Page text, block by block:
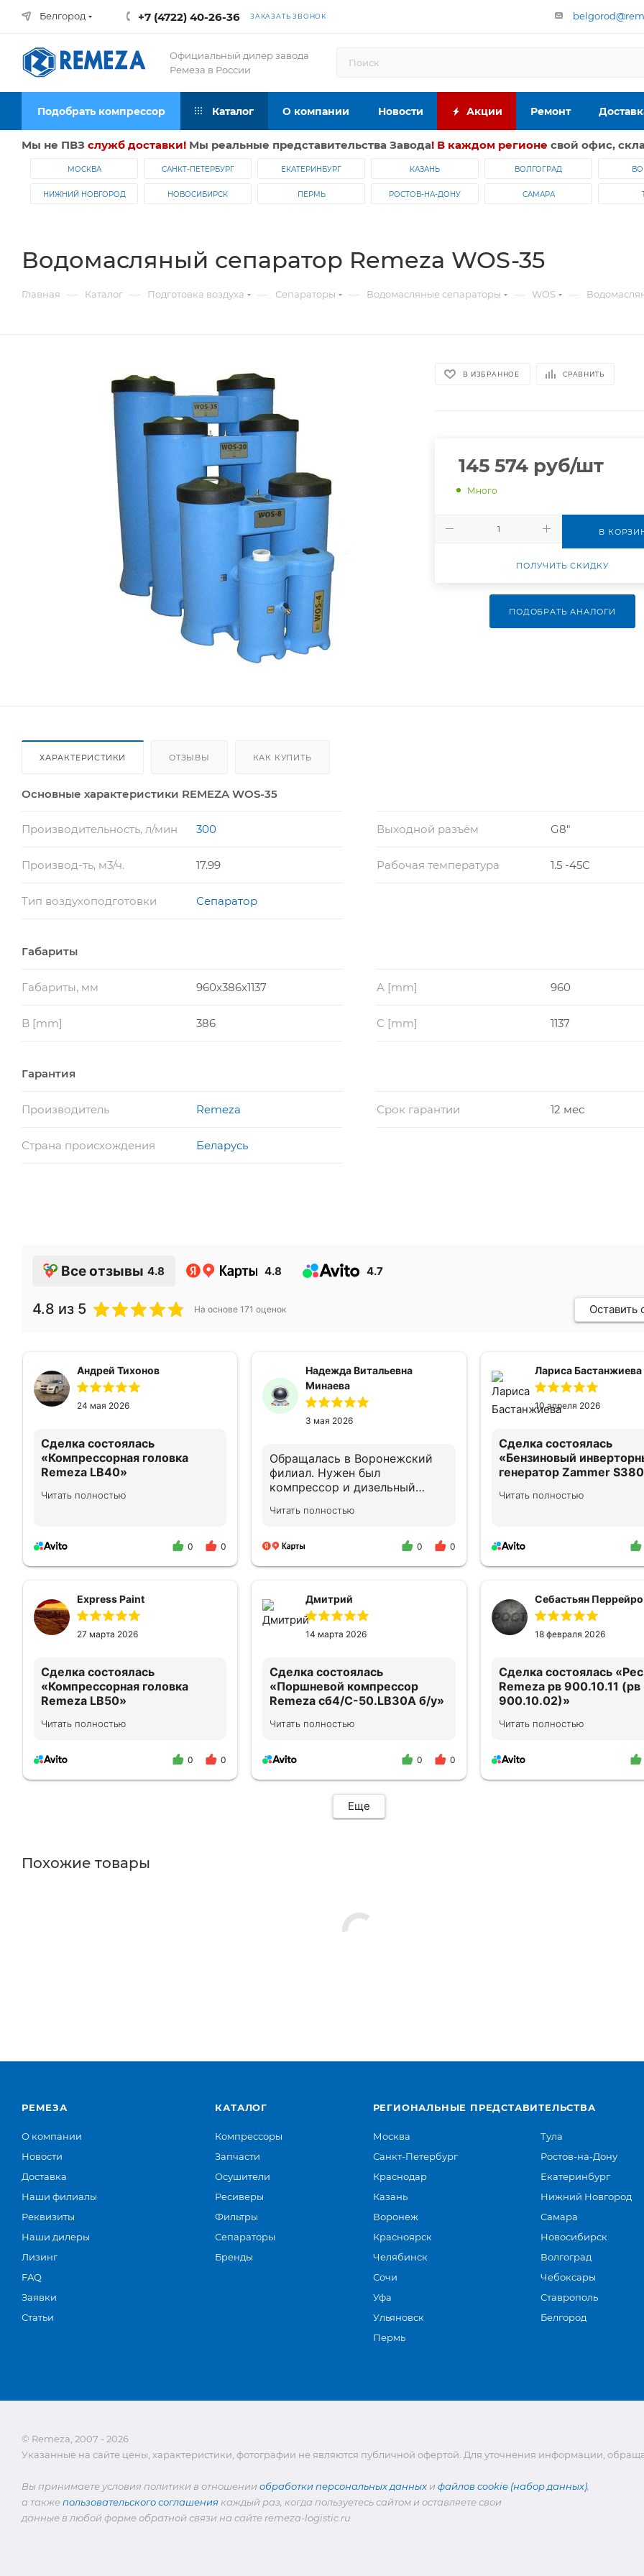
Белгород +7 (4722) 40-26-36 ЗАКАЗАТЬ ЗВОНОК
Официальный дилер завода
Ремеза в России
Подобрать компрессор Каталог О компании Новости Акции Ремонт
Мы не ПВЗ служб доставки! Мы реальные представительства Завода! В каждом регионе свой офис,
МОСКВА САНКТ-ПЕТЕРБУРГ ЕКАТЕРИНБУРГ КАЗАНЬ ВОЛГОГРАД
НИЖНИЙ НОВГОРОД НОВОСИБИРСК ПЕРМЬ РОСТОВ-НА-ДОНУ САМАРА
Водомасляный сепаратор Remeza WOS-35
Главная — Каталог — Подготовка воздуха — Сепараторы — Водомасляные сепараторы — WOS —
В ИЗБРАННОЕ СРАВНИТЬ
145 574 руб/шт
Много
В
ПОЛУЧИТЬ СКИДКУ
ПОДОБРАТЬ АНАЛОГИ
ХАРАКТЕРИСТИКИ ОТЗЫВЫ КАК КУПИТЬ
Основные характеристики REMEZA WOS-35
Производительность, л/мин 300 Выходной разъём G8"
Производ-ть, м3/ч. 17.99 Рабочая температура 1.5 -45C
Тип воздухоподготовки Сепаратор
Габариты
Габариты, мм 960x386x1137 A [mm] 960
B [mm] 386 C [mm] 1137
Гарантия
Производитель Remeza Срок гарантии 12 мес
Страна происхождения Беларусь
Все отзывы 4.8 4.8 4.7
4.8 из 5 На основе 171 оценок Оставить
Андрей Тихонов
24 мая 2026
Сделка состоялась
«Компрессорная головка
Remeza LB40»
Все на вышем уровне!
Читать полностью
0 0
Надежда Витальевна
Минаева
3 мая 2026
Обращалась в Воронежский
филиал. Нужен был
компрессор и дизельный
Сотрудники помогли
Квалифицированно
необходимости снова
обращусь и порекомендую
своим знакомым.
Читать полностью
0 0
Лариса Бастанжиева
10 апреля 2026
Сделка состоялась
«Бензиновый
генератор Zammer
Спасибо продавцу. Быстро,
Читать полностью
Express Paint
27 марта 2026
Сделка состоялась
«Компрессорная головка
Remeza LB50»
Все отлично, рекомендую 👍
Читать полностью
0 0
Дмитрий
14 марта 2026
Сделка состоялась
«Поршневой компрессор
Remeza сб4/С-50.LB30A б/у»
Товар соответствует
обращаться.
Читать полностью
0 0
Себастьян Перрейро
18 февраля 2026
Сделка состоялась
Remeza рв 900.10.11 (рв
900.10.02)»
все супер! ребята
Читать полностью
Еще
Похожие товары
РЕМЕЗА
О компании
Новости
Доставка
Наши филиалы
Реквизиты
Наши дилеры
Лизинг
FAQ
Заявки
Статьи
КАТАЛОГ
Компрессоры
Запчасти
Осушители
Ресиверы
Фильтры
Сепараторы
Бренды
РЕГИОНАЛЬНЫЕ ПРЕДСТАВИТЕЛЬСТВА
Москва
Тула
Санкт-Петербург
Ростов-на-Дону
Краснодар
Екатеринбург
Казань
Нижний Новгород
Воронеж
Самара
Красноярск
Новосибирск
Челябинск
Волгоград
Сочи
Чебоксары
Уфа
Ставрополь
Ульяновск
Белгород
Пермь
© Remeza, 2007 - 2026
Указанные на сайте цены, характеристики, фотографии не являются публичной офертой. Для уточнения информации,
Вы принимаете условия политики в отношении обработки персональных данных и файлов cookie (набор данных),
а также пользовательского соглашения каждый раз, когда пользуетесь сайтом и оставляете свои
данные в любой форме обратной связи на сайте remeza-logistic.ru